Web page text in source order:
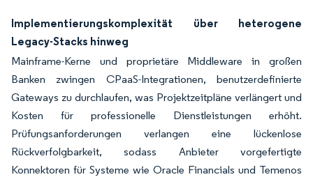
Implementierungskomplexität über heterogene
Legacy-Stacks hinweg
Mainframe-Kerne und proprietäre Middleware in großen
Banken zwingen CPaaS-Integrationen, benutzerdefinierte
Gateways zu durchlaufen, was Projektzeitpläne verlängert und
Kosten für professionelle Dienstleistungen erhöht.
Prüfungsanforderungen verlangen eine lückenlose
Rückverfolgbarkeit, sodass Anbieter vorgefertigte
Konnektoren für Systeme wie Oracle Financials und Temenos